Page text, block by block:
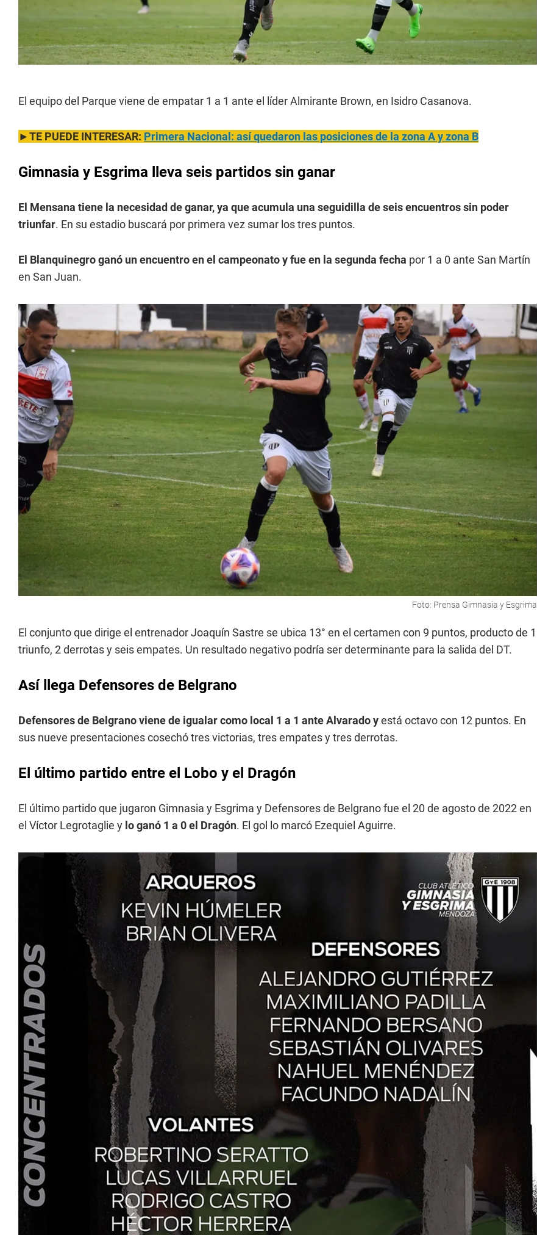
El equipo del Parque viene de empatar 1 a 1 ante el líder Almirante Brown, en Isidro Casanova.
►TE PUEDE INTERESAR: Primera Nacional: así quedaron las posiciones de la zona A y zona B
Gimnasia y Esgrima lleva seis partidos sin ganar
El Mensana tiene la necesidad de ganar, ya que acumula una seguidilla de seis encuentros sin poder
triunfar. En su estadio buscará por primera vez sumar los tres puntos.
El Blanquinegro ganó un encuentro en el campeonato y fue en la segunda fecha por 1 a 0 ante San Martín
en San Juan.
Foto: Prensa Gimnasia y Esgrima
El conjunto que dirige el entrenador Joaquín Sastre se ubica 13° en el certamen con 9 puntos, producto de 1
triunfo, 2 derrotas y seis empates. Un resultado negativo podría ser determinante para la salida del DT.
Así llega Defensores de Belgrano
Defensores de Belgrano viene de igualar como local 1 a 1 ante Alvarado yestá octavo con 12 puntos. En
sus nueve presentaciones cosechó tres victorias, tres empates y tres derrotas.
El último partido entre el Lobo y el Dragón
El último partido que jugaron Gimnasia y Esgrima y Defensores de Belgrano fue el 20 de agosto de 2022 en
el Víctor Legrotaglie y lo ganó 1 a 0 el Dragón. El gol lo marcó Ezequiel Aguirre.